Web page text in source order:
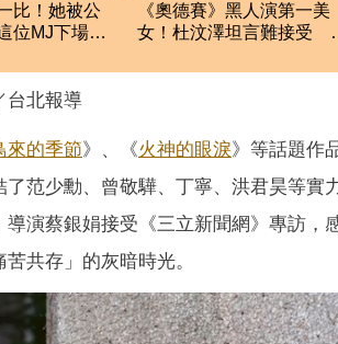
比！她被公
位MJ下場卻
《奧德賽》黑人演第一美
女！杜汶澤坦言難接受
台北報導
來的季節》、《火神的眼淚》等話題作
了范少勳、曾敬驊、丁寧、洪君昊等
導演蔡銀娟接受《三立新聞網》專訪
共存」的灰暗時光。